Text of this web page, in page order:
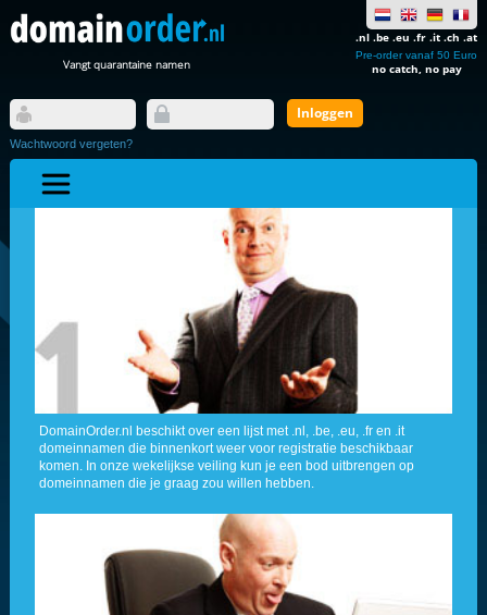
Vangt quarantaine namen
.nl .be .eu .fr .it .ch .at
Pre-order vanaf 50 Euro
no catch, no pay
Wachtwoord vergeten?
DomainOrder.nl beschikt over een lijst met .nl, .be, .eu, .fr en .it
domeinnamen die binnenkort weer voor registratie beschikbaar
komen. In onze wekelijkse veiling kun je een bod uitbrengen op
domeinnamen die je graag zou willen hebben.